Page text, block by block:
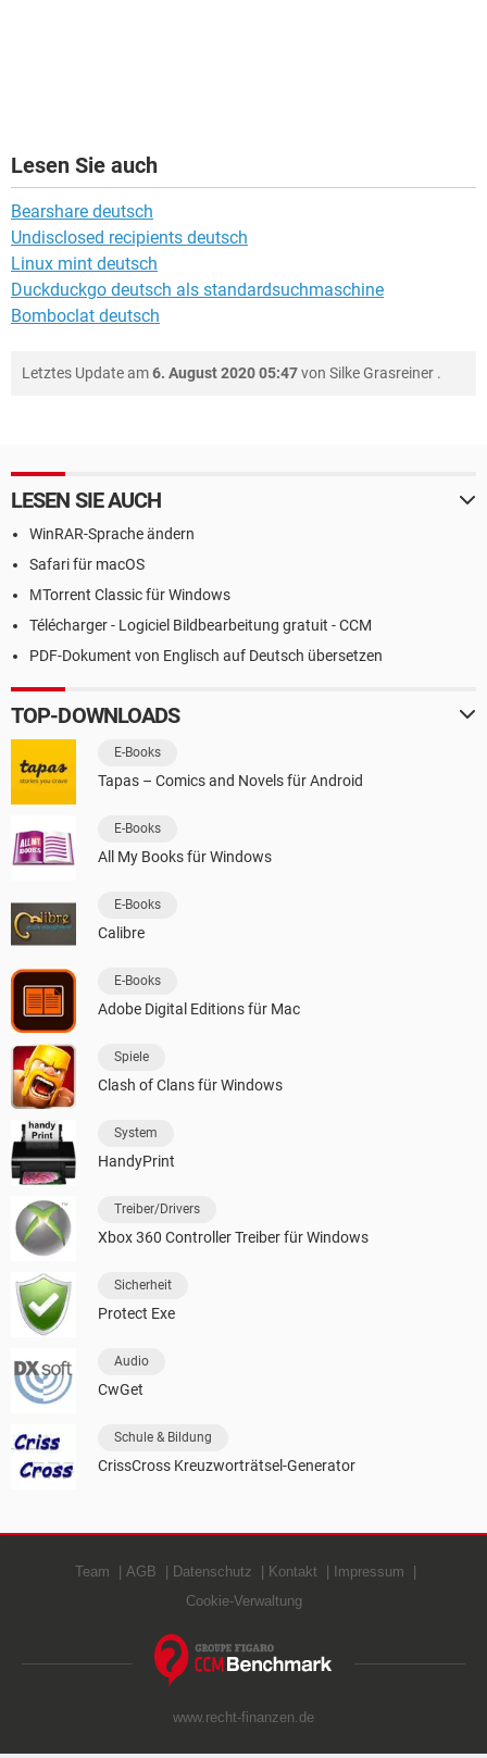
Lesen Sie auch
Bearshare deutsch
Undisclosed recipients deutsch
Linux mint deutsch
Duckduckgo deutsch als standardsuchmaschine
Bomboclat deutsch
Letztes Update am6. August 2020 05:47von Silke Grasreiner .
LESEN SIE AUCH
WinRAR-Sprache ändern
Safari für macOS
ΜTorrent Classic für Windows
Télécharger - Logiciel Bildbearbeitung gratuit - CCM
PDF-Dokument von Englisch auf Deutsch übersetzen
TOP-DOWNLOADS
E-Books
Tapas – Comics and Novels für Android
E-Books
All My Books für Windows
E-Books
Calibre
E-Books
Adobe Digital Editions für Mac
Spiele
Clash of Clans für Windows
System
HandyPrint
Treiber/Drivers
Xbox 360 Controller Treiber für Windows
Sicherheit
Protect Exe
Audio
CwGet
Schule & Bildung
CrissCross Kreuzworträtsel-Generator
Team AGB Datenschutz Kontakt
Impressum
Cookie-Verwaltung
www.recht-finanzen.de